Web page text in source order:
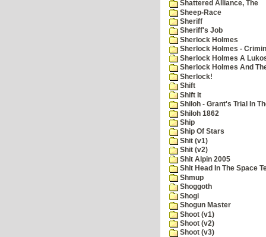
Shattered Alliance, The
Sheep-Race
Sheriff
Sheriff's Job
Sherlock Holmes
Sherlock Holmes -
Sherlock Holmes A
Sherlock Holmes And
Sherlock!
Shift
Shift It
Shiloh - Grant's Trial In
Shiloh 1862
Ship
Ship Of Stars
Shit (v1)
Shit (v2)
Shit Alpin 2005
Shit Head In The Space
Shmup
Shoggoth
Shogi
Shogun Master
Shoot (v1)
Shoot (v2)
Shoot (v3)